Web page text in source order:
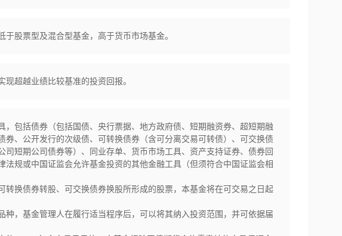
股票型及混合型基金，高于货币市场基金。
超越业绩比较基准的投资回报。
，包括债券（包括国债、央行票据、地方政府债、短期融资券、超短期融
券、公开发行的次级债、可转换债券（含可分离交易可转债）、可交换债
短期公司债券等）、同业存单、货币市场工具、资产支持证券、债券回
法规或中国证监会允许基金投资的其他金融工具（但须符合中国证监会相
转换债券转股、可交换债券换股所形成的股票，本基金将在可交易之日起
种，基金管理人在履行适当程序后，可以将其纳入投资范围，并可依据届